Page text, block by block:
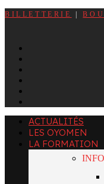
BILLETTERIE |
ACTUALITÉS
LES OYOMEN
LA FORMATION